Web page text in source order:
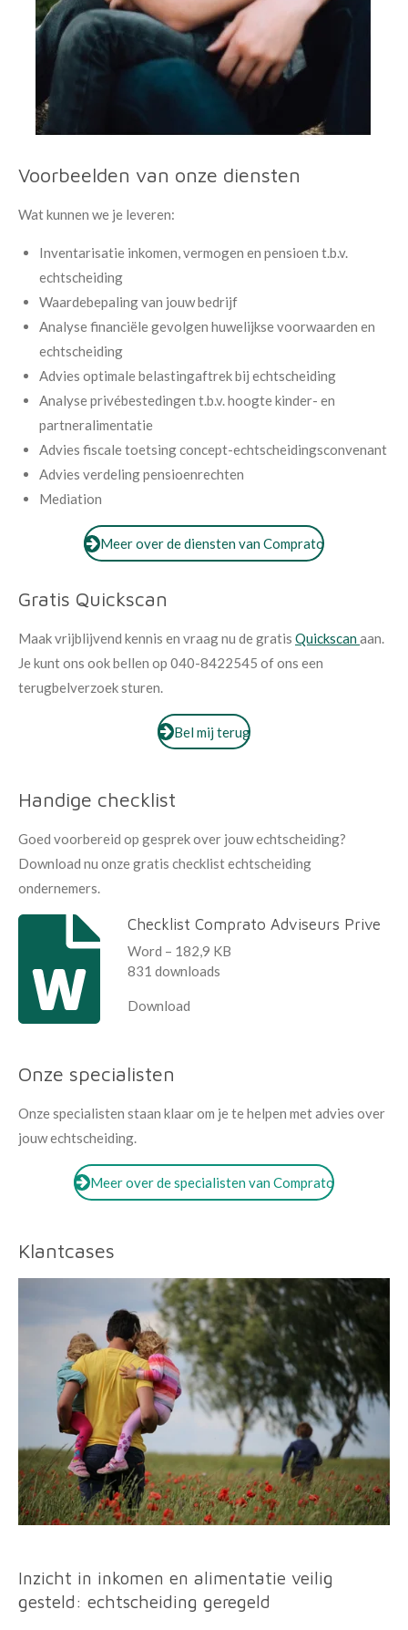
Voorbeelden van onze diensten
Wat kunnen we je leveren:
Inventarisatie inkomen, vermogen en pensioen t.b.v.
echtscheiding
Waardebepaling van jouw bedrijf
Analyse financiële gevolgen huwelijkse voorwaarden en
echtscheiding
Advies optimale belastingaftrek bij echtscheiding
Analyse privébestedingen t.b.v. hoogte kinder- en
partneralimentatie
Advies fiscale toetsing concept-echtscheidingsconvenant
Advies verdeling pensioenrechten
Mediation
Meer over de diensten van Comprato
Gratis Quickscan
Maak vrijblijvend kennis en vraag nu de gratis Quickscanaan.
Je kunt ons ook bellen op 040-8422545 of ons een
terugbelverzoek sturen.
Bel mij terug
Handige checklist
Goed voorbereid op gesprek over jouw echtscheiding?
Download nu onze gratis checklist echtscheiding
ondernemers.
Checklist Comprato Adviseurs Prive
Word – 182,9 KB
831 downloads
Download
Onze specialisten
Onze specialisten staan klaar om je te helpen met advies over
jouw echtscheiding.
Meer over de specialisten van Comprato
Klantcases
Inzicht in inkomen en alimentatie veilig
gesteld: echtscheiding geregeld